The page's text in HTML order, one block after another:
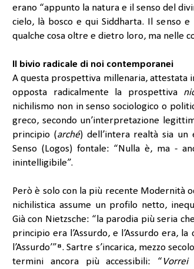
erano “appunto la natura e il senso del
cielo, là bosco e qui Siddharta. Il senso e
qualche cosa oltre e dietro loro, ma nelle
Il bivio radicale di noi contemporanei
A questa prospettiva millenaria, attestata
opposta radicalmente la prospettiva
nichilismo non in senso sociologico o
greco, secondo un’interpretazione
principio (arché) dell’intera realtà sia un
Senso (Logos) fontale: “Nulla è, ma -
inintelligibile”.
Però è solo con la più recente Modernità
nichilistica assume un profilo netto,
Già con Nietzsche: “la parodia più seria
principio era l’Assurdo, e l’Assurdo era,
l’Assurdo’”⁸. Sartre s’incarica, mezzo
termini ancora più accessibili: “